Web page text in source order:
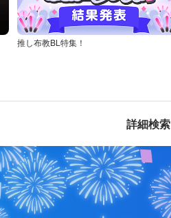
推し布教BL特集！
詳細検索